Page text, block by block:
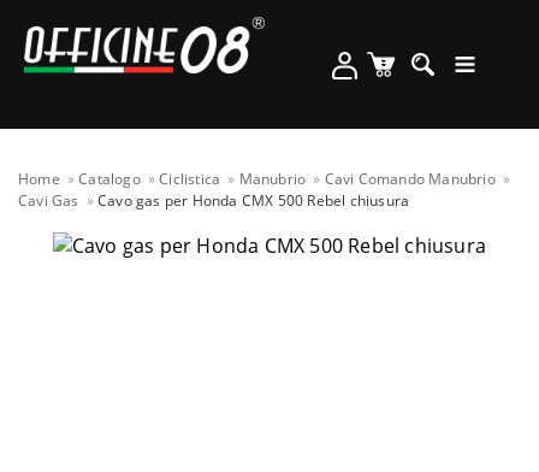
Home Catalogo Ciclistica Manubrio
Cavi Comando Manubrio
Cavi Gas
Cavo gas per Honda CMX 500 Rebel chiusura